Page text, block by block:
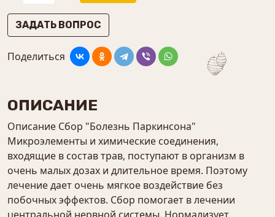
ЗАДАТЬ ВОПРОС
Поделиться
ОПИСАНИЕ
Описание Сбор "Болезнь Паркинсона"
Микроэлементы и химические соединения,
входящие в состав трав, поступают в организм в
очень малых дозах и длительное время. Поэтому
лечение дает очень мягкое воздействие без
побочных эффектов. Сбор помогает в лечении